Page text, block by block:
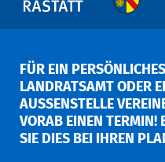
FÜR EIN
LANDRATSAMT ODER
AUSSENSTELLE
ORAB EINEN TERMIN!
IE DIES BEI IHREN